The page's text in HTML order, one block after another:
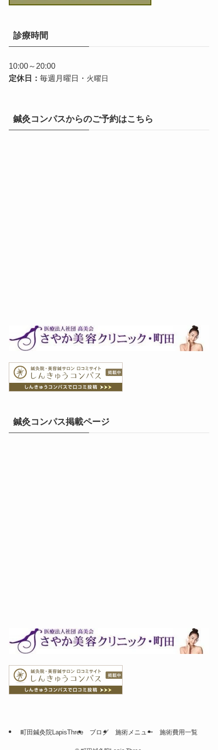
診療時間
10:00～20:00
定休日： 毎週月曜日・ 火曜日
鍼灸コンパスからのご予約はこちら
鍼灸コンパス掲載ページ
町田鍼灸院LapisThree ブログ 施術メニュー 施術費用一覧